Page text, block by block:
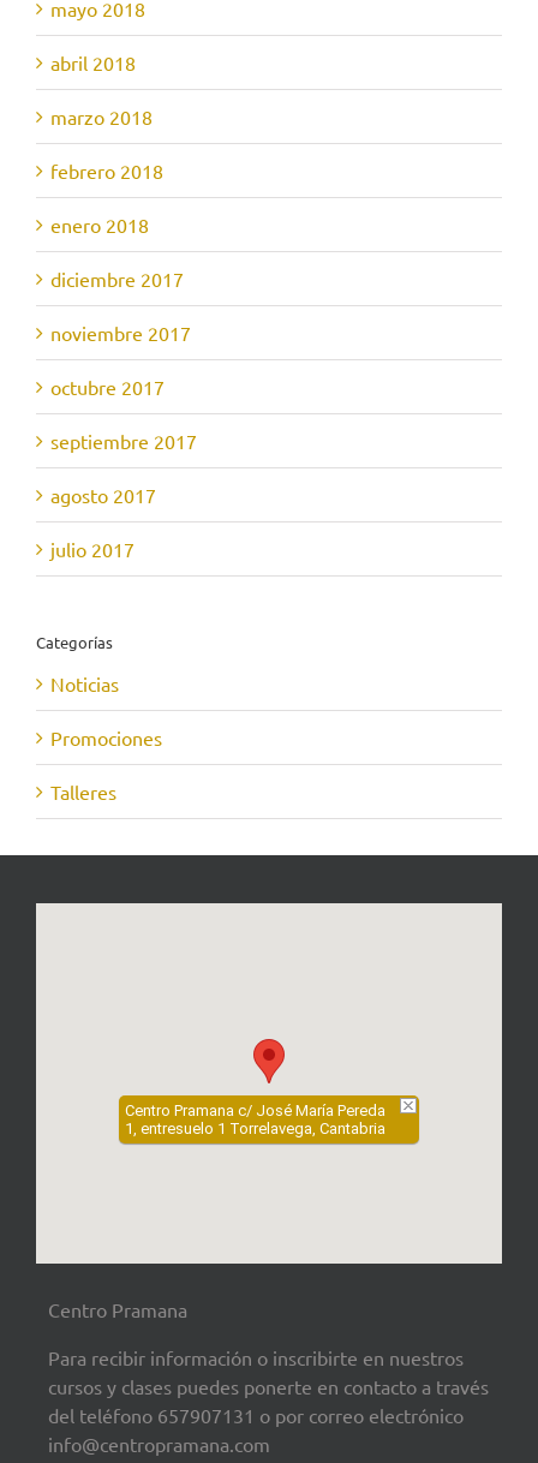
mayo 2018
abril 2018
marzo 2018
febrero 2018
enero 2018
diciembre 2017
noviembre 2017
octubre 2017
septiembre 2017
agosto 2017
julio 2017
Categorías
Noticias
Promociones
Talleres
Centro Pramana c/ José María Pereda
1, entresuelo 1 Torrelavega, Cantabria
Centro Pramana
Para recibir información o inscribirte en nuestros
cursos y clases puedes ponerte en contacto a través
del teléfono 657907131 o por correo electrónico
info@centropramana.com